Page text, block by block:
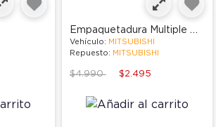
Empaquetadura Multiple De Escape
Vehículo: MITSUBISHI
Repuesto: MITSUBISHI
Price reduced from
$4.990to $2.495